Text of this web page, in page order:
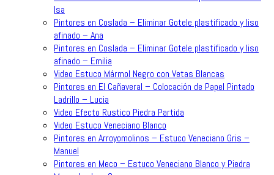
Isa
Pintores en Coslada – Eliminar Gotele plastificado y liso
afinado – Ana
Pintores en Coslada – Eliminar Gotele plastificado y liso
afinado – Emilia
Video Estuco Mármol Negro con Vetas Blancas
Pintores en El Cañaveral – Colocación de Papel Pintado
Ladrillo – Lucia
Video Efecto Rustico Piedra Partida
Video Estuco Veneciano Blanco
Pintores en Arroyomolinos – Estuco Veneciano Gris –
Manuel
Pintores en Meco – Estuco Veneciano Blanco y Piedra